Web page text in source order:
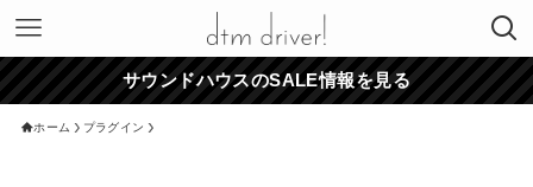
サウンドハウスのSALE情報を見る
ホーム プラグイン